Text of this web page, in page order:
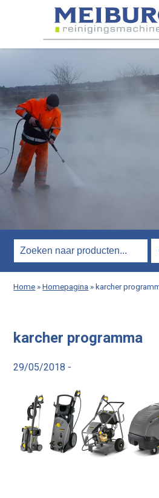
Home»Homepagina»karcher
karcher programma
29/05/2018 -